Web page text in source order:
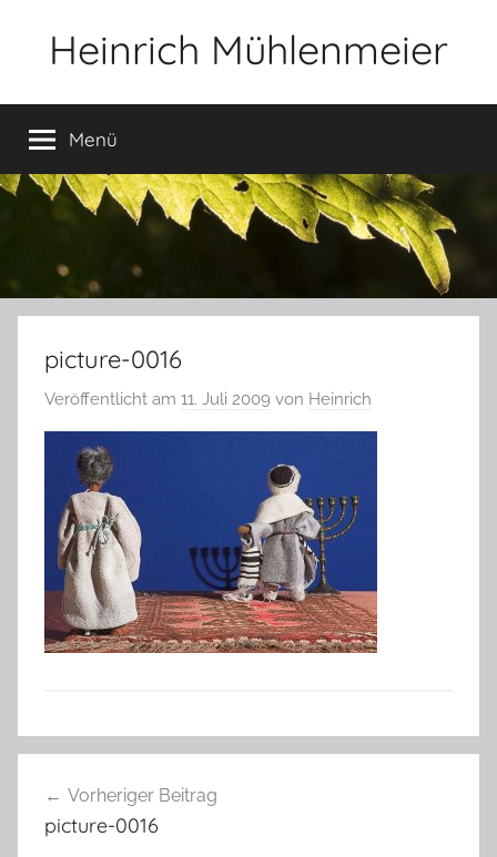
Heinrich Mühlenmeier
Glauben,
Umwelt,
Fotografie,
Menü
picture-0016
Veröffentlicht am 11. Juli 2009 von Heinrich
Vorheriger Beitrag
picture-0016